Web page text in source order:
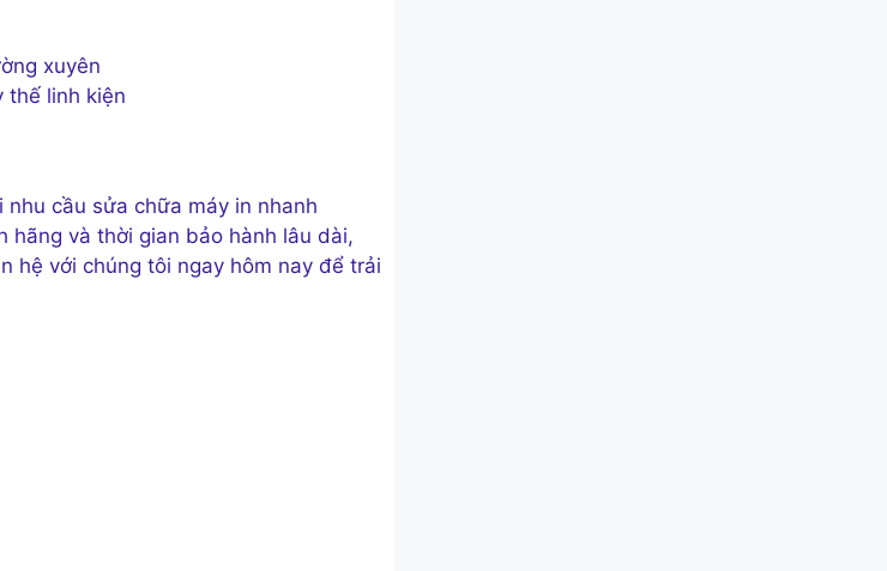
xuyên
thế linh kiện
cầu sửa chữa máy in nhanh
hãng và thời gian bảo hành lâu dài,
hệ với chúng tôi ngay hôm nay để trải